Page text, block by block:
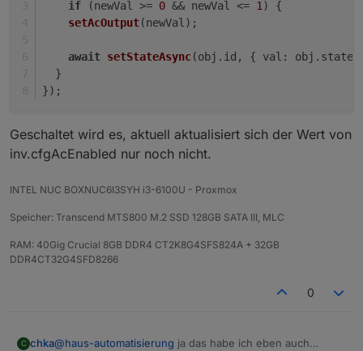
if (newVal >= 0 && newVal <= 1 ) {
setAcOutput(newVal);
await setStateAsync(obj. id , { val : obj. state
  }
});
Geschaltet wird es, aktuell aktualisiert sich der Wert von
inv.cfgAcEnabled nur noch nicht.
INTEL NUC BOXNUC6I3SYH i3-6100U - Proxmox
Speicher: Transcend MTS800 M.2 SSD 128GB SATA III, MLC
RAM: 40Gig Crucial 8GB DDR4 CT2K8G4SFS824A + 32GB
DDR4CT32G4SFD8266
0
C chka@haus-automatisierung ja das habe ich eben auch